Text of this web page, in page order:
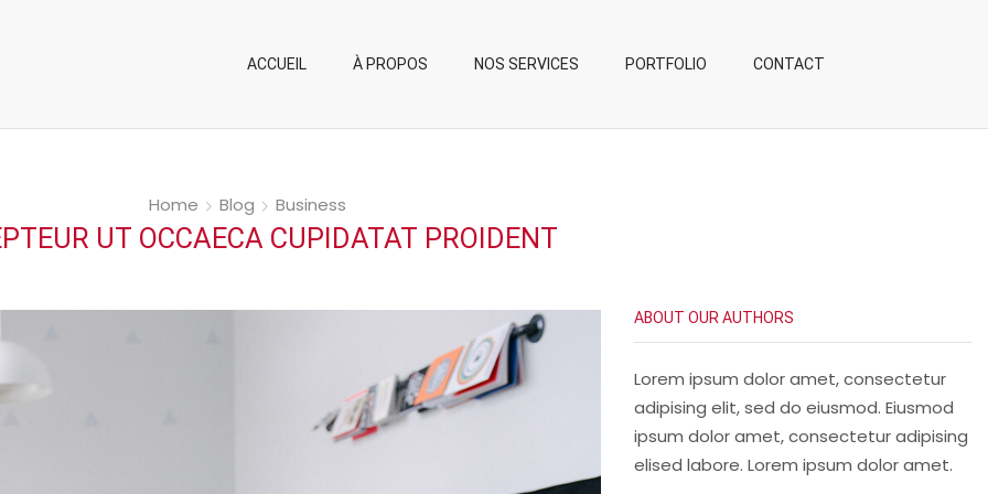
ACCUEIL À PROPOS NOS SERVICES PORTFOLIO CONTACT
Home Blog Business
UT OCCAECA CUPIDATAT PROIDENT
ABOUT OUR AUTHORS
Lorem ipsum dolor amet, consectetur
adipising elit, sed do eiusmod. Eiusmod
ipsum dolor amet, consectetur adipising
elised labore. Lorem ipsum dolor amet.